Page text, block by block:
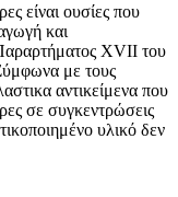
είναι ουσίες που
και
XVII του
με τους
αντικείμενα που
σε συγκεντρώσεις
υλικό δεν